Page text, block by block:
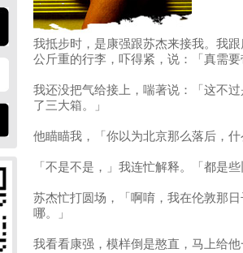
我抵步时，是康强跟苏杰来接我。我
公斤重的行李，吓得紧，说：「真需
我还没把气给接上，喘著说：「这不
了三大箱。」
他瞄瞄我，「你以为北京那么落后，
「不是不是，」我连忙解释。「都是
苏杰忙打圆场，「啊唷，我在伦敦那
哪。」
我看看康强，模样倒是憨直，马上给